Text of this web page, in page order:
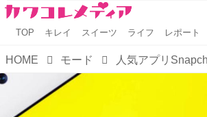
TOP キレイ スイーツ ライフ レポート
HOME モード